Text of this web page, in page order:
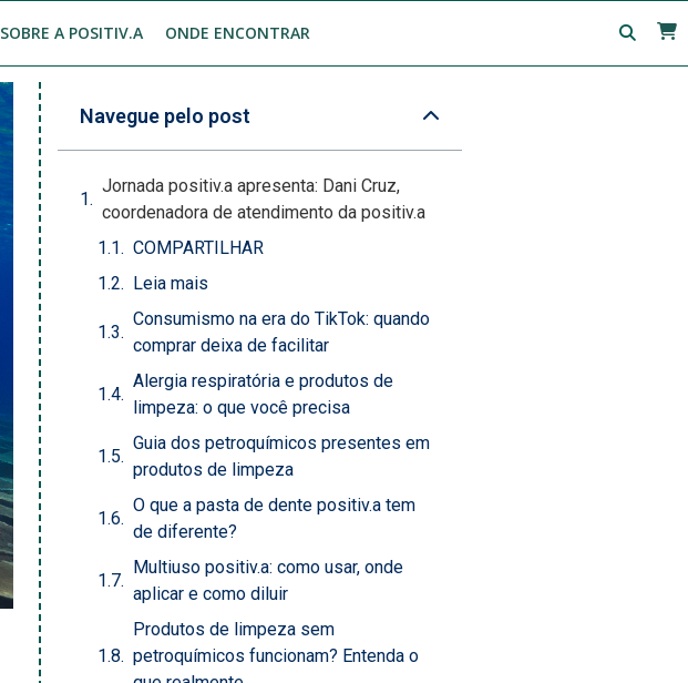
SOBRE A POSITIV.A ONDE ENCONTRAR
Navegue pelo post
Jornada positiv.a apresenta: Dani Cruz,
coordenadora de atendimento da positiv.a
COMPARTILHAR
Leia mais
Consumismo na era do TikTok: quando
comprar deixa de facilitar
Alergia respiratória e produtos de
limpeza: o que você precisa
Guia dos petroquímicos presentes em
produtos de limpeza
O que a pasta de dente positiv.a tem
de diferente?
Multiuso positiv.a: como usar, onde
aplicar e como diluir
Produtos de limpeza sem
petroquímicos funcionam? Entenda o